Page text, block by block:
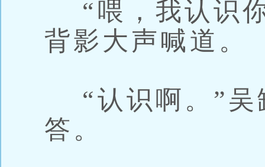
“喂，我认识
背影大声喊道。
“认识啊。”吴
答。